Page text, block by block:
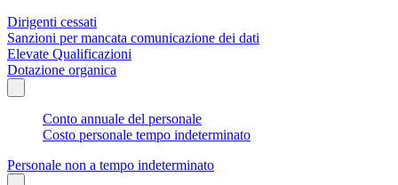
Dirigenti cessati
Sanzioni per mancata comunicazione dei dati
Elevate Qualificazioni
Dotazione organica
Conto annuale del personale
Costo personale tempo indeterminato
Personale non a tempo indeterminato